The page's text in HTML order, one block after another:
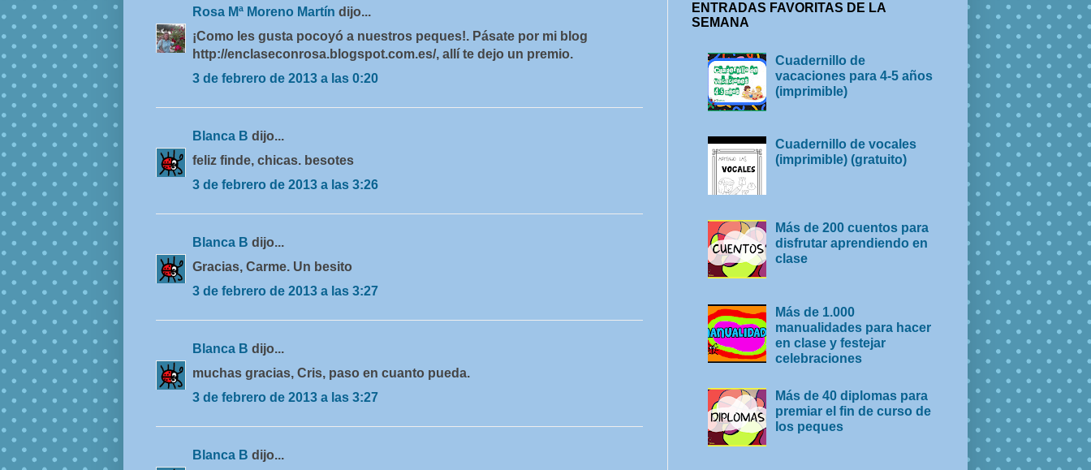
Rosa Mª Moreno Martín dijo...
¡Como les gusta pocoyó a nuestros peques!. Pásate por mi blog
http://enclaseconrosa.blogspot.com.es/, allí te dejo un premio.
3 de febrero de 2013 a las 0:20
Blanca B dijo...
feliz finde, chicas. besotes
3 de febrero de 2013 a las 3:26
Blanca B dijo...
Gracias, Carme. Un besito
3 de febrero de 2013 a las 3:27
Blanca B dijo...
muchas gracias, Cris, paso en cuanto pueda.
3 de febrero de 2013 a las 3:27
Blanca B dijo...
ENTRADAS FAVORITAS DE LA
SEMANA
Cuadernillo de
vacaciones para 4-5 años
(imprimible)
Cuadernillo de vocales
(imprimible) (gratuito)
Más de 200 cuentos para
disfrutar aprendiendo en
clase
Más de 1.000
manualidades para hacer
en clase y festejar
celebraciones
Más de 40 diplomas para
premiar el fin de curso de
los peques